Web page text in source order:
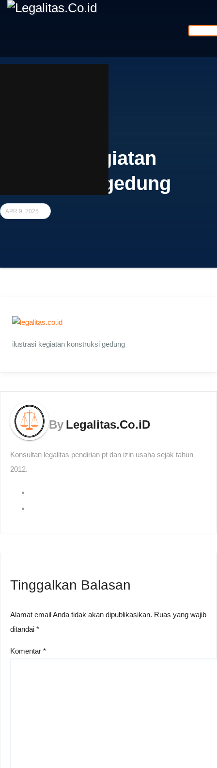
Mudah, Cepat & Terpercaya
ilustrasi kegiatan
konstruksi gedung
APR 9, 2025
ilustrasi kegiatan konstruksi gedung
By Legalitas.Co.iD
Konsultan legalitas pendirian pt dan izin usaha sejak tahun
2012.
Tinggalkan Balasan
Alamat email Anda tidak akan dipublikasikan. Ruas yang wajib
ditandai *
Komentar *